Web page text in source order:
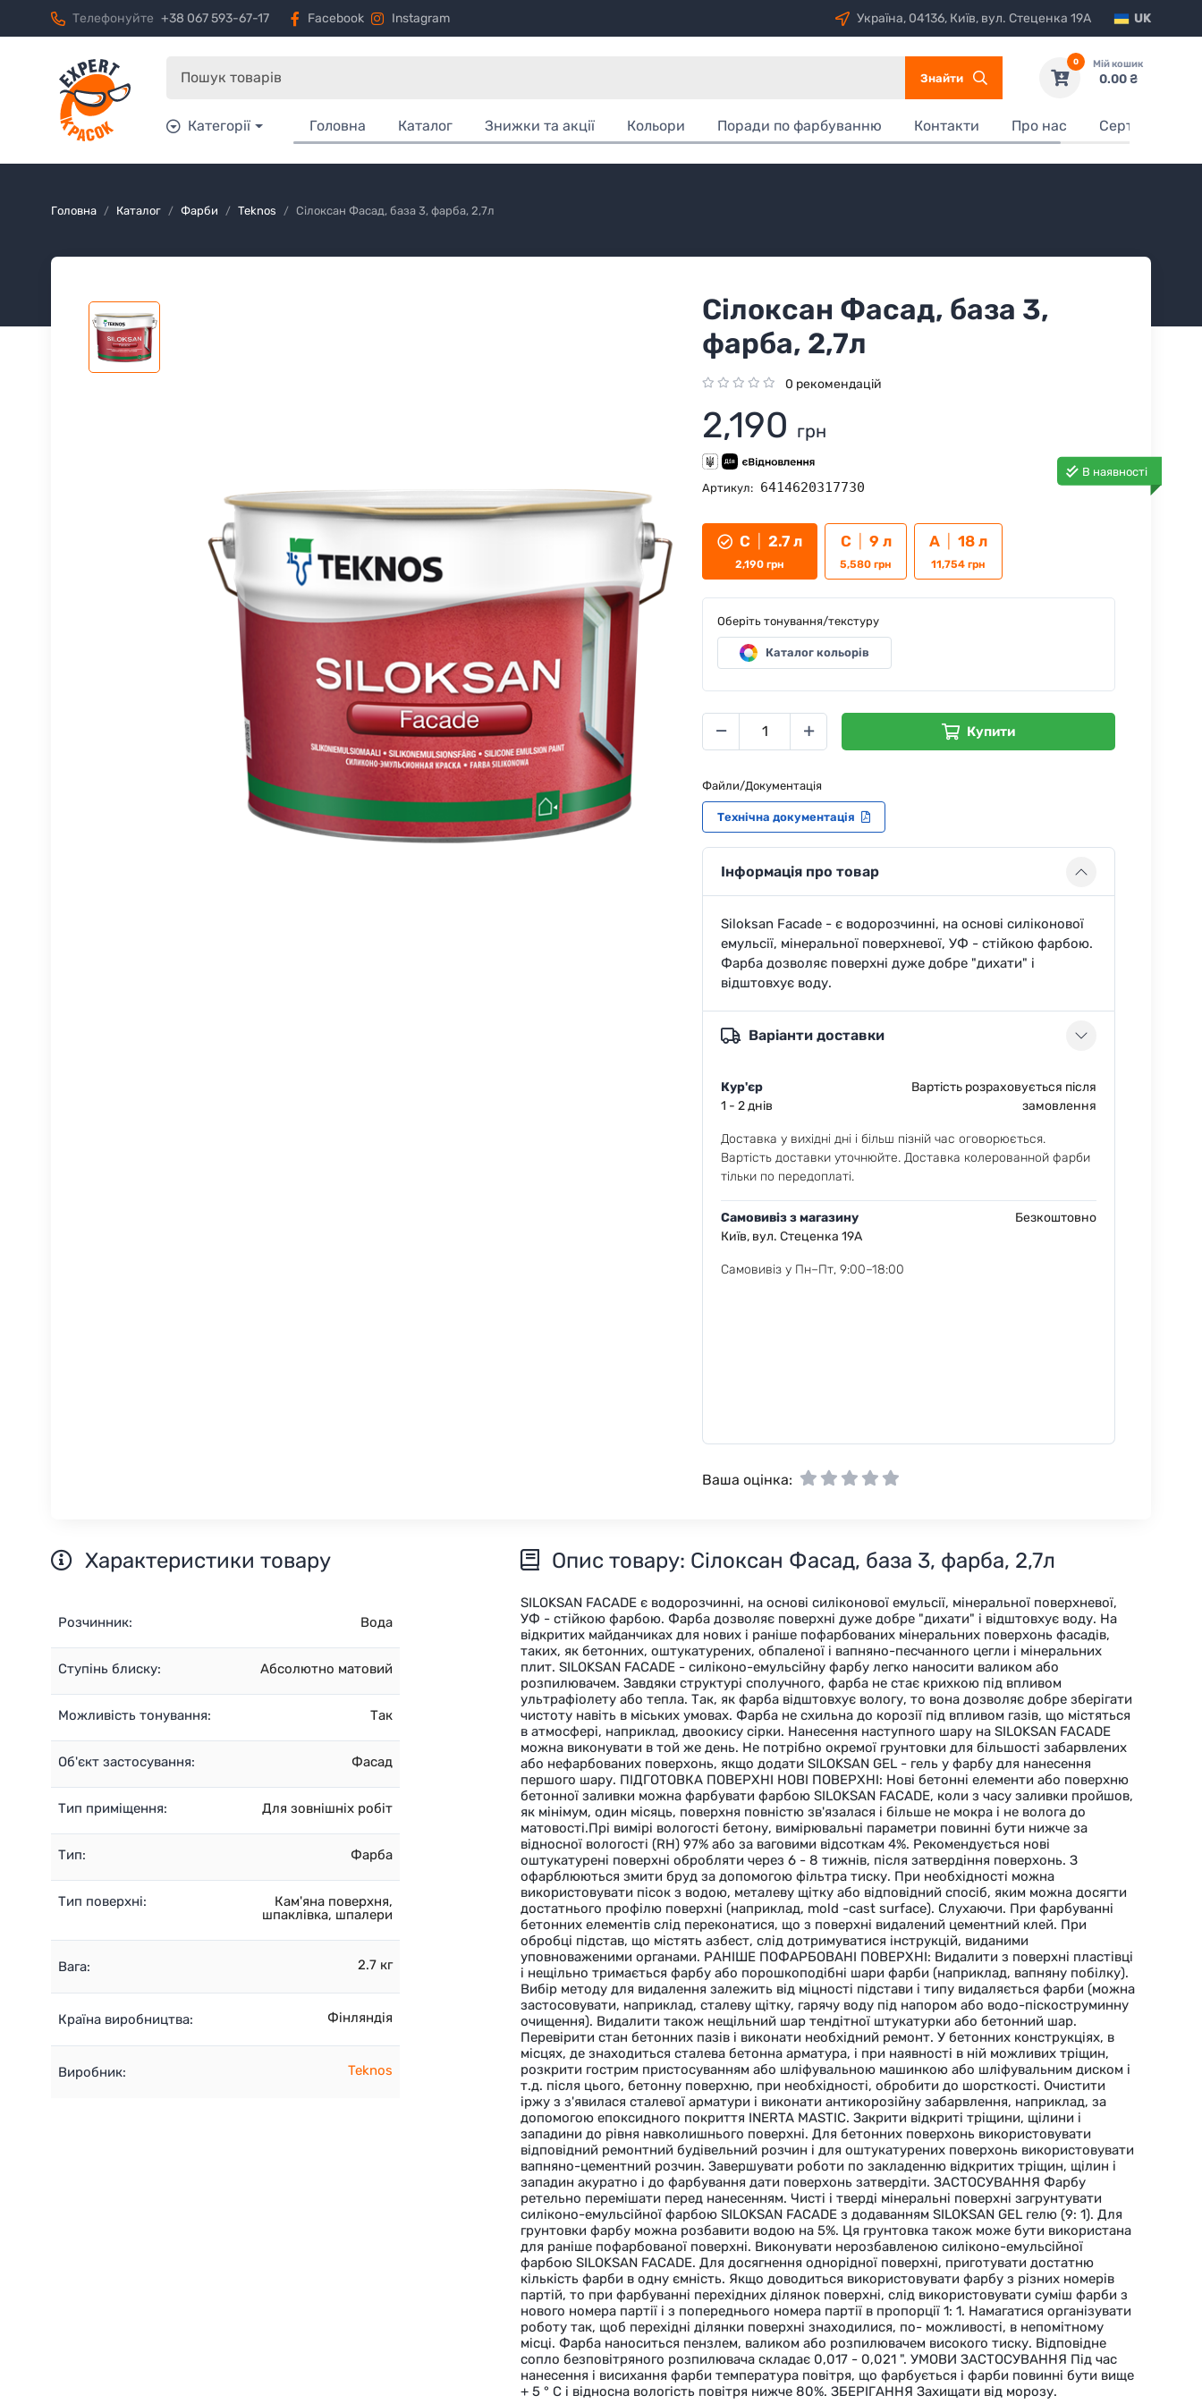
Телефонуйте +38 067 593-67-17 Facebook Instagram Україна, 04136, Київ, вул. Стеценка 19А UK
Знайти
0 Мій кошик
0.00 ₴
Категорії Головна Каталог Знижки та акції Кольори Поради по фарбуванню Контакти Про нас Сертифікати
Головна Каталог Фарби Teknos Сілоксан Фасад, база 3, фарба, 2,7л
Сілоксан Фасад, база 3,
фарба, 2,7л
0 рекомендацій
2,190 грн
Артикул: 6414620317730
В наявності
C 2.7 л
2,190 грн
C 9 л
5,580 грн
A 18 л
11,754 грн
Оберіть тонування/текстуру
Каталог кольорів
Купити
Файли/Документація
Технічна документація
Інформація про товар
Siloksan Facade - є водорозчинні, на основі силіконової
емульсії, мінеральної поверхневої, УФ - стійкою фарбою.
Фарба дозволяє поверхні дуже добре "дихати" і
відштовхує воду.
Варіанти доставки
Кур'єр
1 - 2 днів
Вартість розраховується після
замовлення
Доставка у вихідні дні і більш пізній час оговорюється.
Вартість доставки уточнюйте. Доставка колерованной фарби
тільки по передоплаті.
Самовивіз з магазину
Київ, вул. Стеценка 19А
Безкоштовно
Самовивіз у Пн–Пт, 9:00–18:00
Ваша оцінка:
Характеристики товару
Розчинник: Вода
Ступінь блиску: Абсолютно матовий
Можливість тонування: Так
Об'єкт застосування: Фасад
Тип приміщення: Для зовнішніх робіт
Тип: Фарба
Тип поверхні:
Кам'яна поверхня,
шпаклівка, шпалери
Вага: 2.7 кг
Країна виробництва: Фінляндія
Виробник: Teknos
Опис товару: Сілоксан Фасад, база 3, фарба, 2,7л
SILOKSAN FACADE є водорозчинні, на основі силіконової емульсії, мінеральної поверхневої,
УФ - стійкою фарбою. Фарба дозволяє поверхні дуже добре "дихати" і відштовхує воду. На
відкритих майданчиках для нових і раніше пофарбованих мінеральних поверхонь фасадів,
таких, як бетонних, оштукатурених, обпаленої і вапняно-песчанного цегли і мінеральних
плит. SILOKSAN FACADE - силіконо-емульсійну фарбу легко наносити валиком або
розпилювачем. Завдяки структурі сполучного, фарба не стає крихкою під впливом
ультрафіолету або тепла. Так, як фарба відштовхує вологу, то вона дозволяє добре зберігати
чистоту навіть в міських умовах. Фарба не схильна до корозії під впливом газів, що містяться
в атмосфері, наприклад, двоокису сірки. Нанесення наступного шару на SILOKSAN FACADE
можна виконувати в той же день. Не потрібно окремої грунтовки для більшості забарвлених
або нефарбованих поверхонь, якщо додати SILOKSAN GEL - гель у фарбу для нанесення
першого шару. ПІДГОТОВКА ПОВЕРХНІ НОВІ ПОВЕРХНІ: Нові бетонні елементи або поверхню
бетонної заливки можна фарбувати фарбою SILOKSAN FACADE, коли з часу заливки пройшов,
як мінімум, один місяць, поверхня повністю зв'язалася і більше не мокра і не волога до
матовості.Прі вимірі вологості бетону, вимірювальні параметри повинні бути нижче за
відносної вологості (RH) 97% або за ваговими відсоткам 4%. Рекомендується нові
оштукатурені поверхні обробляти через 6 - 8 тижнів, після затвердіння поверхонь. З
офарблюються змити бруд за допомогою фільтра тиску. При необхідності можна
використовувати пісок з водою, металеву щітку або відповідний спосіб, яким можна досягти
достатнього профілю поверхні (наприклад, mold -cast surface). Слухаючи. При фарбуванні
бетонних елементів слід переконатися, що з поверхні видалений цементний клей. При
обробці підстав, що містять азбест, слід дотримуватися інструкцій, виданими
уповноваженими органами. РАНІШЕ ПОФАРБОВАНІ ПОВЕРХНІ: Видалити з поверхні пластівці
і нещільно тримається фарбу або порошкоподібні шари фарби (наприклад, вапняну побілку).
Вибір методу для видалення залежить від міцності підстави і типу видаляється фарби (можна
застосовувати, наприклад, сталеву щітку, гарячу воду під напором або водо-піскоструминну
очищення). Видалити також нещільний шар тендітної штукатурки або бетонний шар.
Перевірити стан бетонних пазів і виконати необхідний ремонт. У бетонних конструкціях, в
місцях, де знаходиться сталева бетонна арматура, і при наявності в ній можливих тріщин,
розкрити гострим пристосуванням або шліфувальною машинкою або шліфувальним диском і
т.д. після цього, бетонну поверхню, при необхідності, обробити до шорсткості. Очистити
іржу з з'явилася сталевої арматури і виконати антикорозійну забарвлення, наприклад, за
допомогою епоксидного покриття INERTA МАSTIC. Закрити відкриті тріщини, щілини і
западини до рівня навколишнього поверхні. Для бетонних поверхонь використовувати
відповідний ремонтний будівельний розчин і для оштукатурених поверхонь використовувати
вапняно-цементний розчин. Завершувати роботи по закладенню відкритих тріщин, щілин і
западин акуратно і до фарбування дати поверхонь затвердіти. ЗАСТОСУВАННЯ Фарбу
ретельно перемішати перед нанесенням. Чисті і тверді мінеральні поверхні загрунтувати
силіконо-емульсійної фарбою SILOKSAN FACADE з додаванням SILOKSAN GEL гелю (9: 1). Для
грунтовки фарбу можна розбавити водою на 5%. Ця грунтовка також може бути використана
для раніше пофарбованої поверхні. Виконувати нерозбавленою силіконо-емульсійної
фарбою SILOKSAN FACADE. Для досягнення однорідної поверхні, приготувати достатню
кількість фарби в одну ємність. Якщо доводиться використовувати фарбу з різних номерів
партій, то при фарбуванні перехідних ділянок поверхні, слід використовувати суміш фарби з
нового номера партії і з попереднього номера партії в пропорції 1: 1. Намагатися організувати
роботу так, щоб перехідні ділянки поверхні знаходилися, по- можливості, в непомітному
місці. Фарба наноситься пензлем, валиком або розпилювачем високого тиску. Відповідне
сопло безповітряного розпилювача складає 0,017 - 0,021 ". УМОВИ ЗАСТОСУВАННЯ Під час
нанесення і висихання фарби температура повітря, що фарбується і фарби повинні бути вище
+ 5 ° С і відносна вологість повітря нижче 80%. ЗБЕРІГАННЯ Захищати від морозу.